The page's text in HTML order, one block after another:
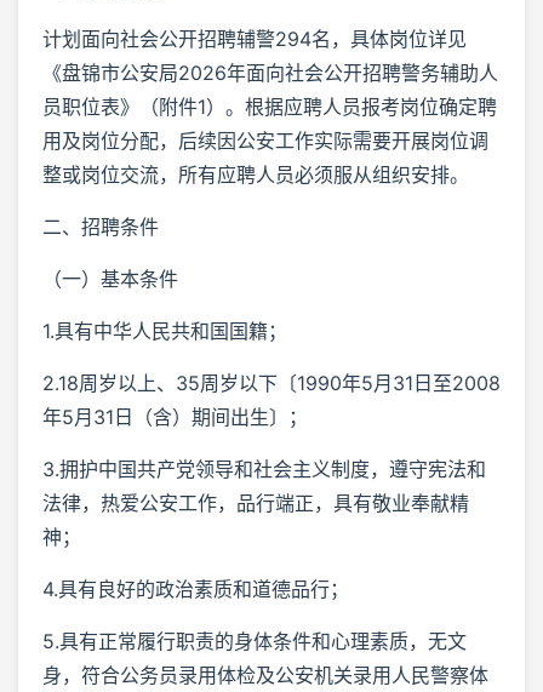
计划面向社会公开招聘辅警294名，具体岗位详见
《盘锦市公安局2026年面向社会公开招聘警务辅助人
员职位表》（附件1）。根据应聘人员报考岗位确定聘
用及岗位分配，后续因公安工作实际需要开展岗位调
整或岗位交流，所有应聘人员必须服从组织安排。
二、招聘条件
（一）基本条件
1.具有中华人民共和国国籍；
2.18周岁以上、35周岁以下〔1990年5月31日至2008
年5月31日（含）期间出生〕；
3.拥护中国共产党领导和社会主义制度，遵守宪法和
法律，热爱公安工作，品行端正，具有敬业奉献精
神；
4.具有良好的政治素质和道德品行；
5.具有正常履行职责的身体条件和心理素质，无文
身，符合公务员录用体检及公安机关录用人民警察体